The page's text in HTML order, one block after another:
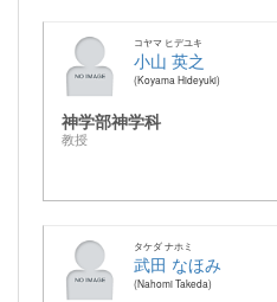
コヤマ ヒデユキ
小山 英之
Koyama Hideyuki
神学部神学科
教授
タケダ ナホミ
武田 なほみ
Nahomi Takeda